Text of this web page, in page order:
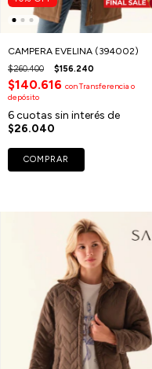
CAMPERA EVELINA (394002)
$260.400 $156.240
$140.616 conTransferencia o
depósito
6cuotas sin interés de
$26.040
COMPRAR